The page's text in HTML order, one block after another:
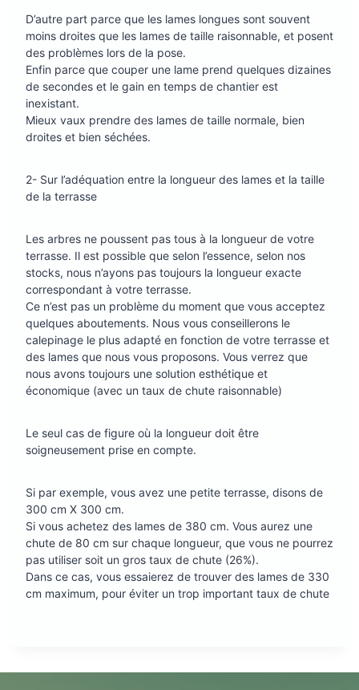
D’autre part parce que les lames longues sont souvent
moins droites que les lames de taille raisonnable, et posent
des problèmes lors de la pose.
Enfin parce que couper une lame prend quelques dizaines
de secondes et le gain en temps de chantier est
inexistant.
Mieux vaux prendre des lames de taille normale, bien
droites et bien séchées.
2- Sur l’adéquation entre la longueur des lames et la taille
de la terrasse
Les arbres ne poussent pas tous à la longueur de votre
terrasse. Il est possible que selon l’essence, selon nos
stocks, nous n’ayons pas toujours la longueur exacte
correspondant à votre terrasse.
Ce n’est pas un problème du moment que vous acceptez
quelques aboutements. Nous vous conseillerons le
calepinage le plus adapté en fonction de votre terrasse et
des lames que nous vous proposons. Vous verrez que
nous avons toujours une solution esthétique et
économique (avec un taux de chute raisonnable)
Le seul cas de figure où la longueur doit être
soigneusement prise en compte.
Si par exemple, vous avez une petite terrasse, disons de
300 cm X 300 cm.
Si vous achetez des lames de 380 cm. Vous aurez une
chute de 80 cm sur chaque longueur, que vous ne pourrez
pas utiliser soit un gros taux de chute (26%).
Dans ce cas, vous essaierez de trouver des lames de 330
cm maximum, pour éviter un trop important taux de chute